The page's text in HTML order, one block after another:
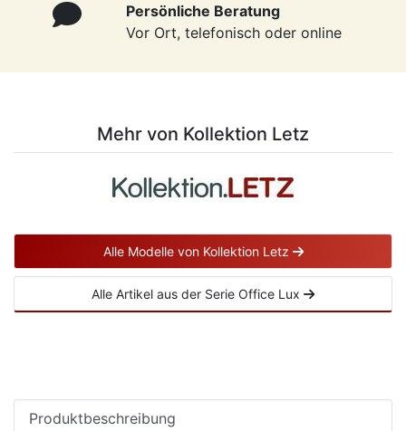
Persönliche Beratung
Vor Ort, telefonisch oder online
Mehr von Kollektion Letz
Alle Modelle von Kollektion Letz
Alle Artikel aus der Serie Office Lux
Produktbeschreibung